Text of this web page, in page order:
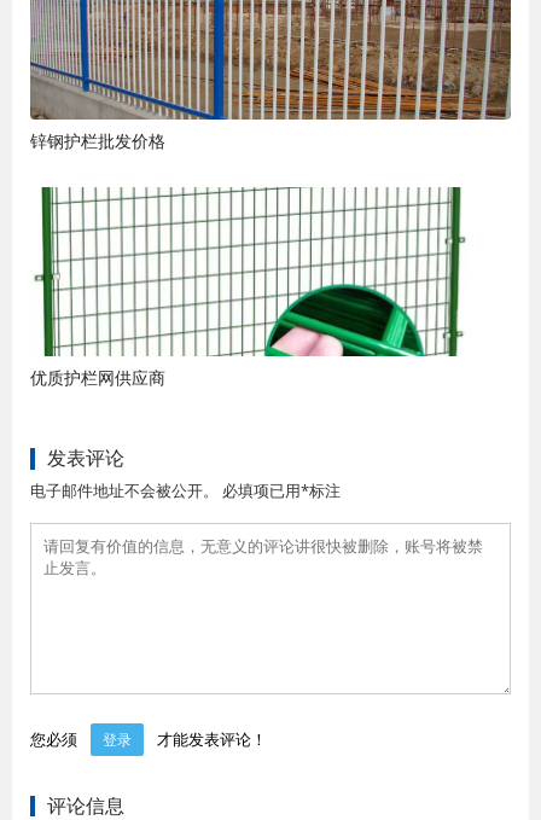
锌钢护栏批发价格
优质护栏网供应商
发表评论
电子邮件地址不会被公开。 必填项已用*标注
您必须 登录 才能发表评论！
评论信息